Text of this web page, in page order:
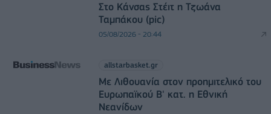
Στο Κάνσας Στέιτ η Τζωάνα
Ταμπάκου (pic)
05/08/2026 - 20:44
allstarbasket.gr
Με Λιθουανία στον προημιτελικό του
Ευρωπαϊκού Β' κατ. η Εθνική
Νεανίδων